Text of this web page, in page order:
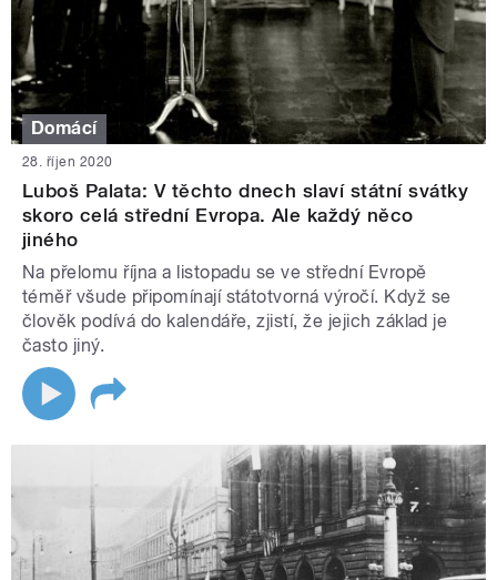
Domácí
28. říjen 2020
Luboš Palata: V těchto dnech slaví státní svátky
skoro celá střední Evropa. Ale každý něco
jiného
Na přelomu října a listopadu se ve střední Evropě
téměř všude připomínají státotvorná výročí. Když se
člověk podívá do kalendáře, zjistí, že jejich základ je
často jiný.